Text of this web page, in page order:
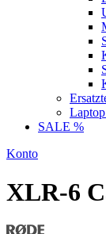
SALE %
Konto
XLR-6